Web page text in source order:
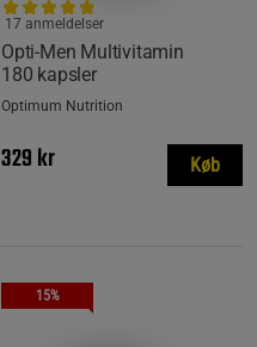
Opti-Men Multivitamin
180 kapsler
17 anmeldelser
Optimum Nutrition
329 kr Køb
15%